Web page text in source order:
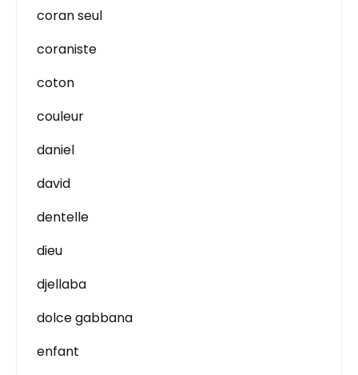
coran seul
coraniste
coton
couleur
daniel
david
dentelle
dieu
djellaba
dolce gabbana
enfant